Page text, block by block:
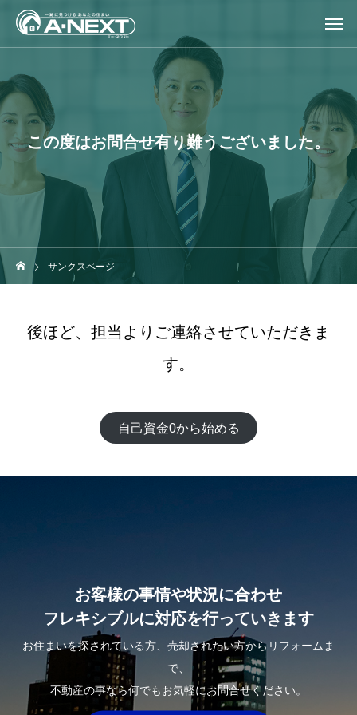
この度はお問合せ有り難うございました。
サンクスページ
後ほど、担当よりご連絡させていただきま
す。
自己資金0から始める
お客様の事情や状況に合わせ
フレキシブルに対応を行っていきます
お住まいを探されている方、売却されたい方からリフォームま
で、
不動産の事なら何でもお気軽にお問合せください。